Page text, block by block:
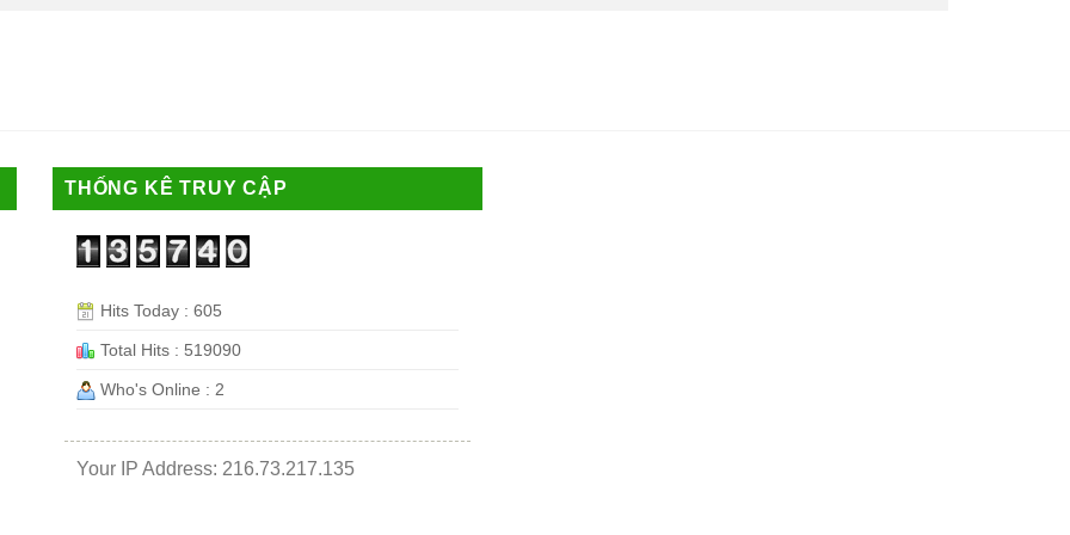
THỐNG KÊ TRUY CẬP
Hits Today : 605
Total Hits : 519090
Who's Online : 2
Your IP Address: 216.73.217.135